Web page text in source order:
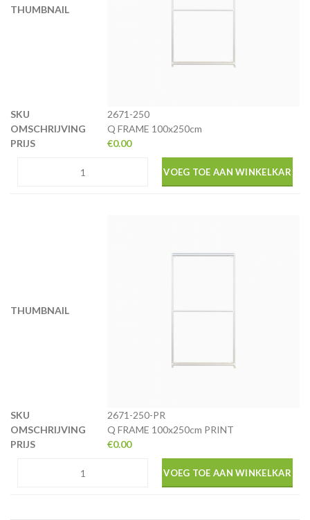
2671-250
Q FRAME 100x250cm
€0.00
VOEG TOE AAN WINKELKAR
2671-250-PR
Q FRAME 100x250cm PRINT
€0.00
VOEG TOE AAN WINKELKAR